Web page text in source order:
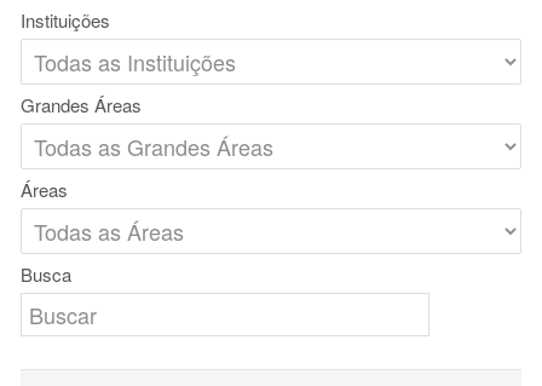
Instituições
Grandes Áreas
Áreas
Busca